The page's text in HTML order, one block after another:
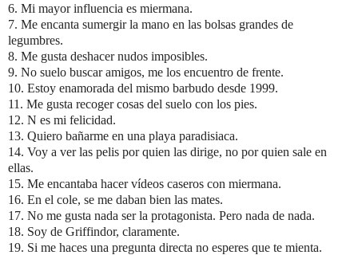
6. Mi mayor influencia es miermana.
7. Me encanta sumergir la mano en las bolsas grandes de
legumbres.
8. Me gusta deshacer nudos imposibles.
9. No suelo buscar amigos, me los encuentro de frente.
10. Estoy enamorada del mismo barbudo desde 1999.
11. Me gusta recoger cosas del suelo con los pies.
12. N es mi felicidad.
13. Quiero bañarme en una playa paradisiaca.
14. Voy a ver las pelis por quien las dirige, no por quien sale en
ellas.
15. Me encantaba hacer vídeos caseros con miermana.
16. En el cole, se me daban bien las mates.
17. No me gusta nada ser la protagonista. Pero nada de nada.
18. Soy de Griffindor, claramente.
19. Si me haces una pregunta directa no esperes que te mienta.